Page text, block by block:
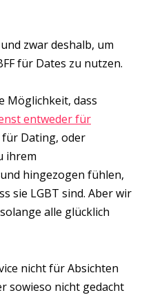
zwar deshalb, um
für Dates zu nutzen.
Möglichkeit, dass
entweder für
Dating, oder
ihrem
hingezogen fühlen,
sie LGBT sind. Aber wir
alle glücklich
nicht für Absichten
sowieso nicht gedacht